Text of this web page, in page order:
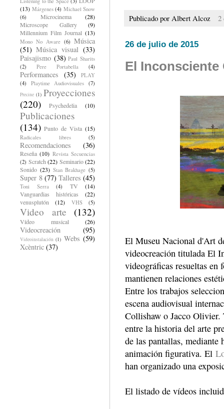
Publicado por Albert Alcoz 2
26 de julio de 2015
El Inconsciente
El Museu Nacional d'Art
videocreación titulada El
videográficas resueltas
mantienen relaciones
Entre los trabajos
escena audiovisual
Collishaw o Jacco Olivier.
entre la historia del arte
de las pantallas, mediante
animación figurativa. El
han organizado una
El listado de vídeos
(13) Márgenes (4) Michael Snow
(6)
Microcinema
(28)
Microscope Gallery
(9)
Millennium Film Journal (13)
Mono No Aware (6) Música
(51) Música visual (33)
Paisajismo (38) Paul Sharits
(2)
Pere Portabella (4)
Performances (35)
PLAY
(4)
Playtime Audiovisuales (7)
Precine (1) Proyecciones
(220)
Psychedelia (10)
Publicaciones
(134) Punto de Vista (15)
Radicales libres (5)
Recomendaciones (36)
Reseña (10) Revista Secuencias
(2) Scratch (22) Seminario (22)
Sonido (23) Stan Brakhage (5)
Super 8 (77) Talleres (45)
Toni Serra (4) TV
(14)
Vanguardias históricas
(22)
venusplutón
(12) VHS (5)
Video arte (132)
Vídeo musical (26)
Videocreación (95)
Videoinstalación (1) Webs (59)
Xcèntric (37)